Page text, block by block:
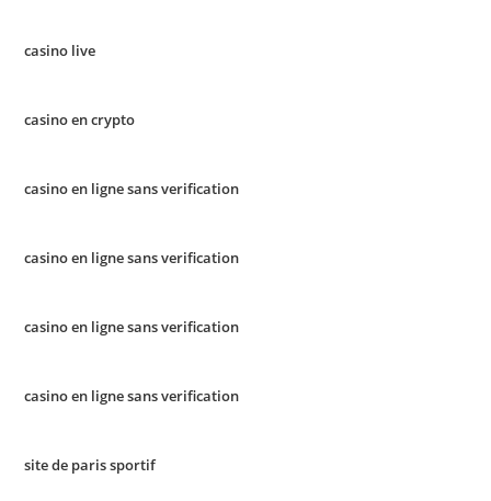
casino live
casino en crypto
casino en ligne sans verification
casino en ligne sans verification
casino en ligne sans verification
casino en ligne sans verification
site de paris sportif